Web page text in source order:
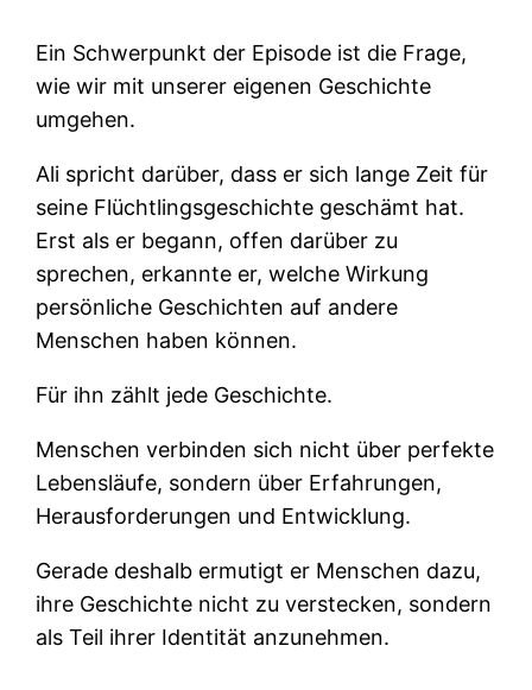
Ein Schwerpunkt der Episode ist die Frage,
wie wir mit unserer eigenen Geschichte
umgehen.
Ali spricht darüber, dass er sich lange Zeit für
seine Flüchtlingsgeschichte geschämt hat.
Erst als er begann, offen darüber zu
sprechen, erkannte er, welche Wirkung
persönliche Geschichten auf andere
Menschen haben können.
Für ihn zählt jede Geschichte.
Menschen verbinden sich nicht über perfekte
Lebensläufe, sondern über Erfahrungen,
Herausforderungen und Entwicklung.
Gerade deshalb ermutigt er Menschen dazu,
ihre Geschichte nicht zu verstecken, sondern
als Teil ihrer Identität anzunehmen.